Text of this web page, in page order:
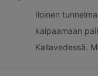
Iloinen
kaipaamaan
Kallavedessä.